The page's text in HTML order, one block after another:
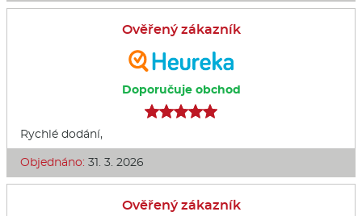
Ověřený zákazník
Doporučuje obchod
Rychlé dodání,
Objednáno: 31. 3. 2026
Ověřený zákazník